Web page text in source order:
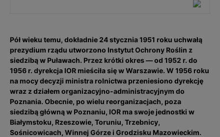
Pół wieku temu, dokładnie 24 stycznia 1951 roku uchwałą
prezydium rządu utworzono Instytut Ochrony Roślin z
siedzibą w Puławach. Przez krótki okres — od 1952 r. do
1956 r. dyrekcja IOR mieściła się w Warszawie. W 1956 roku
na mocy decyzji ministra rolnictwa przeniesiono dyrekcję
wraz z działem organizacyjno-administracyjnym do
Poznania. Obecnie, po wielu reorganizacjach, poza
siedzibą główną w Poznaniu, IOR ma swoje jednostki w
Białymstoku, Rzeszowie, Toruniu, Trzebnicy,
Sośnicowicach, Winnej Górze i Grodzisku Mazowieckim.